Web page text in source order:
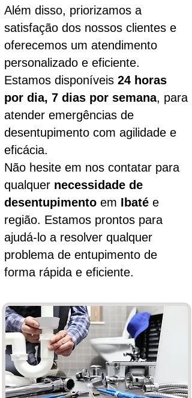
Além disso, priorizamos a
satisfação dos nossos clientes e
oferecemos um atendimento
personalizado e eficiente.
Estamos disponíveis 24 horas
por dia, 7 dias por semana, para
atender emergências de
desentupimento com agilidade e
eficácia.
Não hesite em nos contatar para
qualquer necessidade de
desentupimento em Ibaté e
região. Estamos prontos para
ajudá-lo a resolver qualquer
problema de entupimento de
forma rápida e eficiente.